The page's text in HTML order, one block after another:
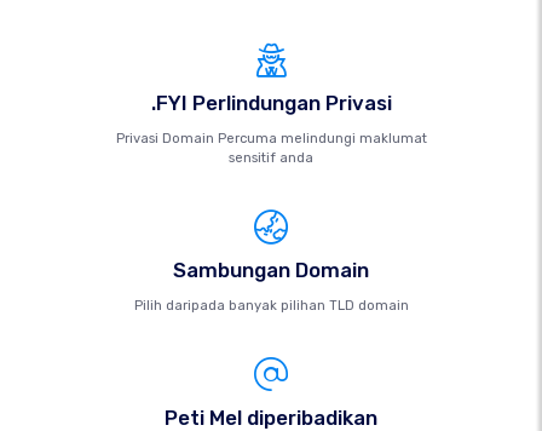
.FYI Perlindungan Privasi
Privasi Domain Percuma melindungi maklumat
sensitif anda
Sambungan Domain
Pilih daripada banyak pilihan TLD domain
Peti Mel diperibadikan